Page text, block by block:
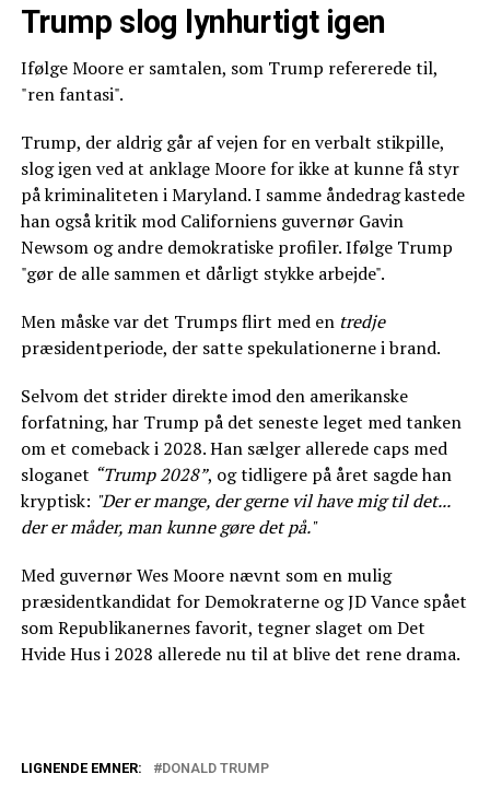
Trump slog lynhurtigt igen
Ifølge Moore er samtalen, som Trump refererede til,
"ren fantasi".
Trump, der aldrig går af vejen for en verbalt stikpille,
slog igen ved at anklage Moore for ikke at kunne få styr
på kriminaliteten i Maryland. I samme åndedrag kastede
han også kritik mod Californiens guvernør Gavin
Newsom og andre demokratiske profiler. Ifølge Trump
"gør de alle sammen et dårligt stykke arbejde".
Men måske var det Trumps flirt med en tredje
præsidentperiode, der satte spekulationerne i brand.
Selvom det strider direkte imod den amerikanske
forfatning, har Trump på det seneste leget med tanken
om et comeback i 2028. Han sælger allerede caps med
sloganet “Trump 2028”, og tidligere på året sagde han
kryptisk: "Der er mange, der gerne vil have mig til det...
der er måder, man kunne gøre det på."
Med guvernør Wes Moore nævnt som en mulig
præsidentkandidat for Demokraterne og JD Vance spået
som Republikanernes favorit, tegner slaget om Det
Hvide Hus i 2028 allerede nu til at blive det rene drama.
LIGNENDE EMNER: DONALD TRUMP